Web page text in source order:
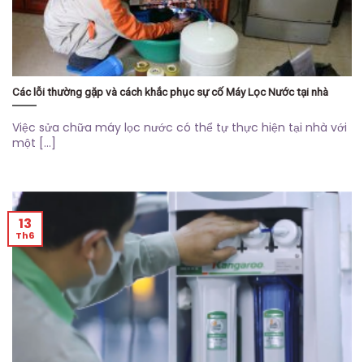
Các lỗi thường gặp và cách khắc phục sự cố Máy Lọc Nước tại nhà
Việc sửa chữa máy lọc nước có thể tự thực hiện tại nhà với
một [...]
13
Th6